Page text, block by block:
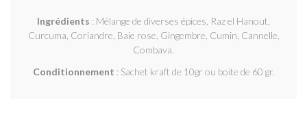
Ingrédients : Mélange de diverses épices, Raz el Hanout,
Curcuma, Coriandre, Baie rose, Gingembre, Cumin, Cannelle,
Combava.
Conditionnement : Sachet kraft de 10gr ou boite de 60 gr.